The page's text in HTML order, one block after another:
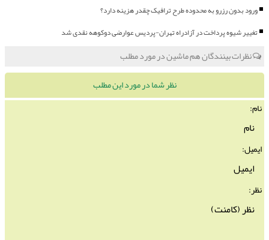
ورود بدون رزرو به محدوده طرح ترافیک چقدر هزینه دارد؟
تغییر شیوه پرداخت در آزادراه تهران-پردیس عوارضی دوکوهه نقدی شد
نظرات بینندگان هم ماشین در مورد مطلب
نظر شما در مورد این مطلب
نام:
ایمیل:
نظر: